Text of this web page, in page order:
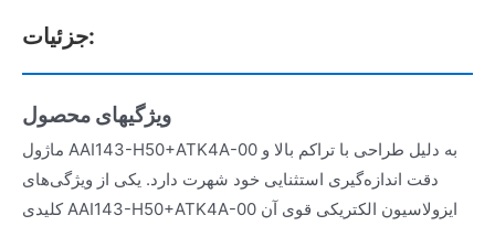
جزئیات:
ویژگیهای محصول
ماژول AAI143-H50+ATK4A-00 به دلیل طراحی با تراکم بالا و
دقت اندازه‌گیری استثنایی خود شهرت دارد. یکی از ویژگی‌های
کلیدی AAI143-H50+ATK4A-00 ایزولاسیون الکتریکی قوی آن